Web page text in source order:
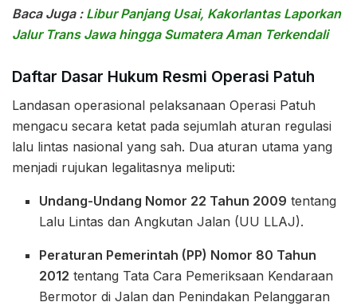
Baca Juga : Libur Panjang Usai, Kakorlantas Laporkan
Jalur Trans Jawa hingga Sumatera Aman Terkendali
Daftar Dasar Hukum Resmi Operasi Patuh
Landasan operasional pelaksanaan Operasi Patuh
mengacu secara ketat pada sejumlah aturan regulasi
lalu lintas nasional yang sah. Dua aturan utama yang
menjadi rujukan legalitasnya meliputi:
Undang-Undang Nomor 22 Tahun 2009 tentang
Lalu Lintas dan Angkutan Jalan (UU LLAJ).
Peraturan Pemerintah (PP) Nomor 80 Tahun
2012 tentang Tata Cara Pemeriksaan Kendaraan
Bermotor di Jalan dan Penindakan Pelanggaran